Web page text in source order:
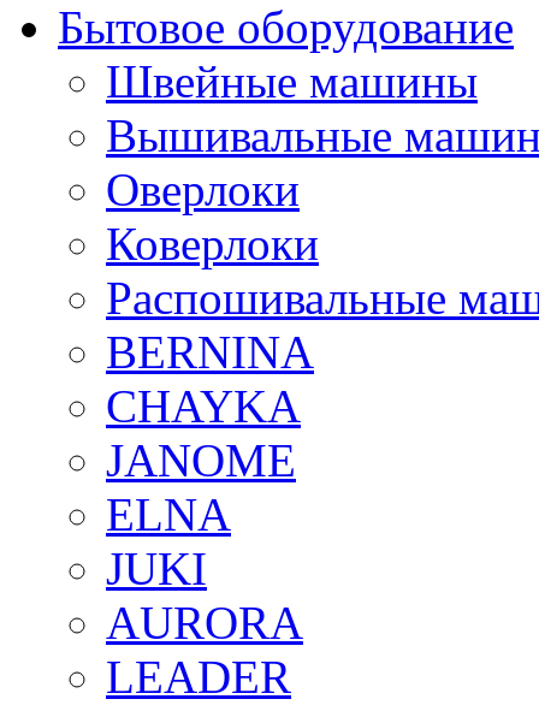
Бытовое оборудование
Швейные машины
Вышивальные
Оверлоки
Коверлоки
Распошивальные
BERNINA
CHAYKA
JANOME
ELNA
JUKI
AURORA
LEADER